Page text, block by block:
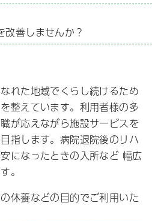
改善しませんか？
れた地域でくらし続けるため
整えています。利用者様の多
が応えながら施設サービスを
指します。病院退院後のリハ
になったときの入所など 幅広
。
休養などの目的でご利用いた